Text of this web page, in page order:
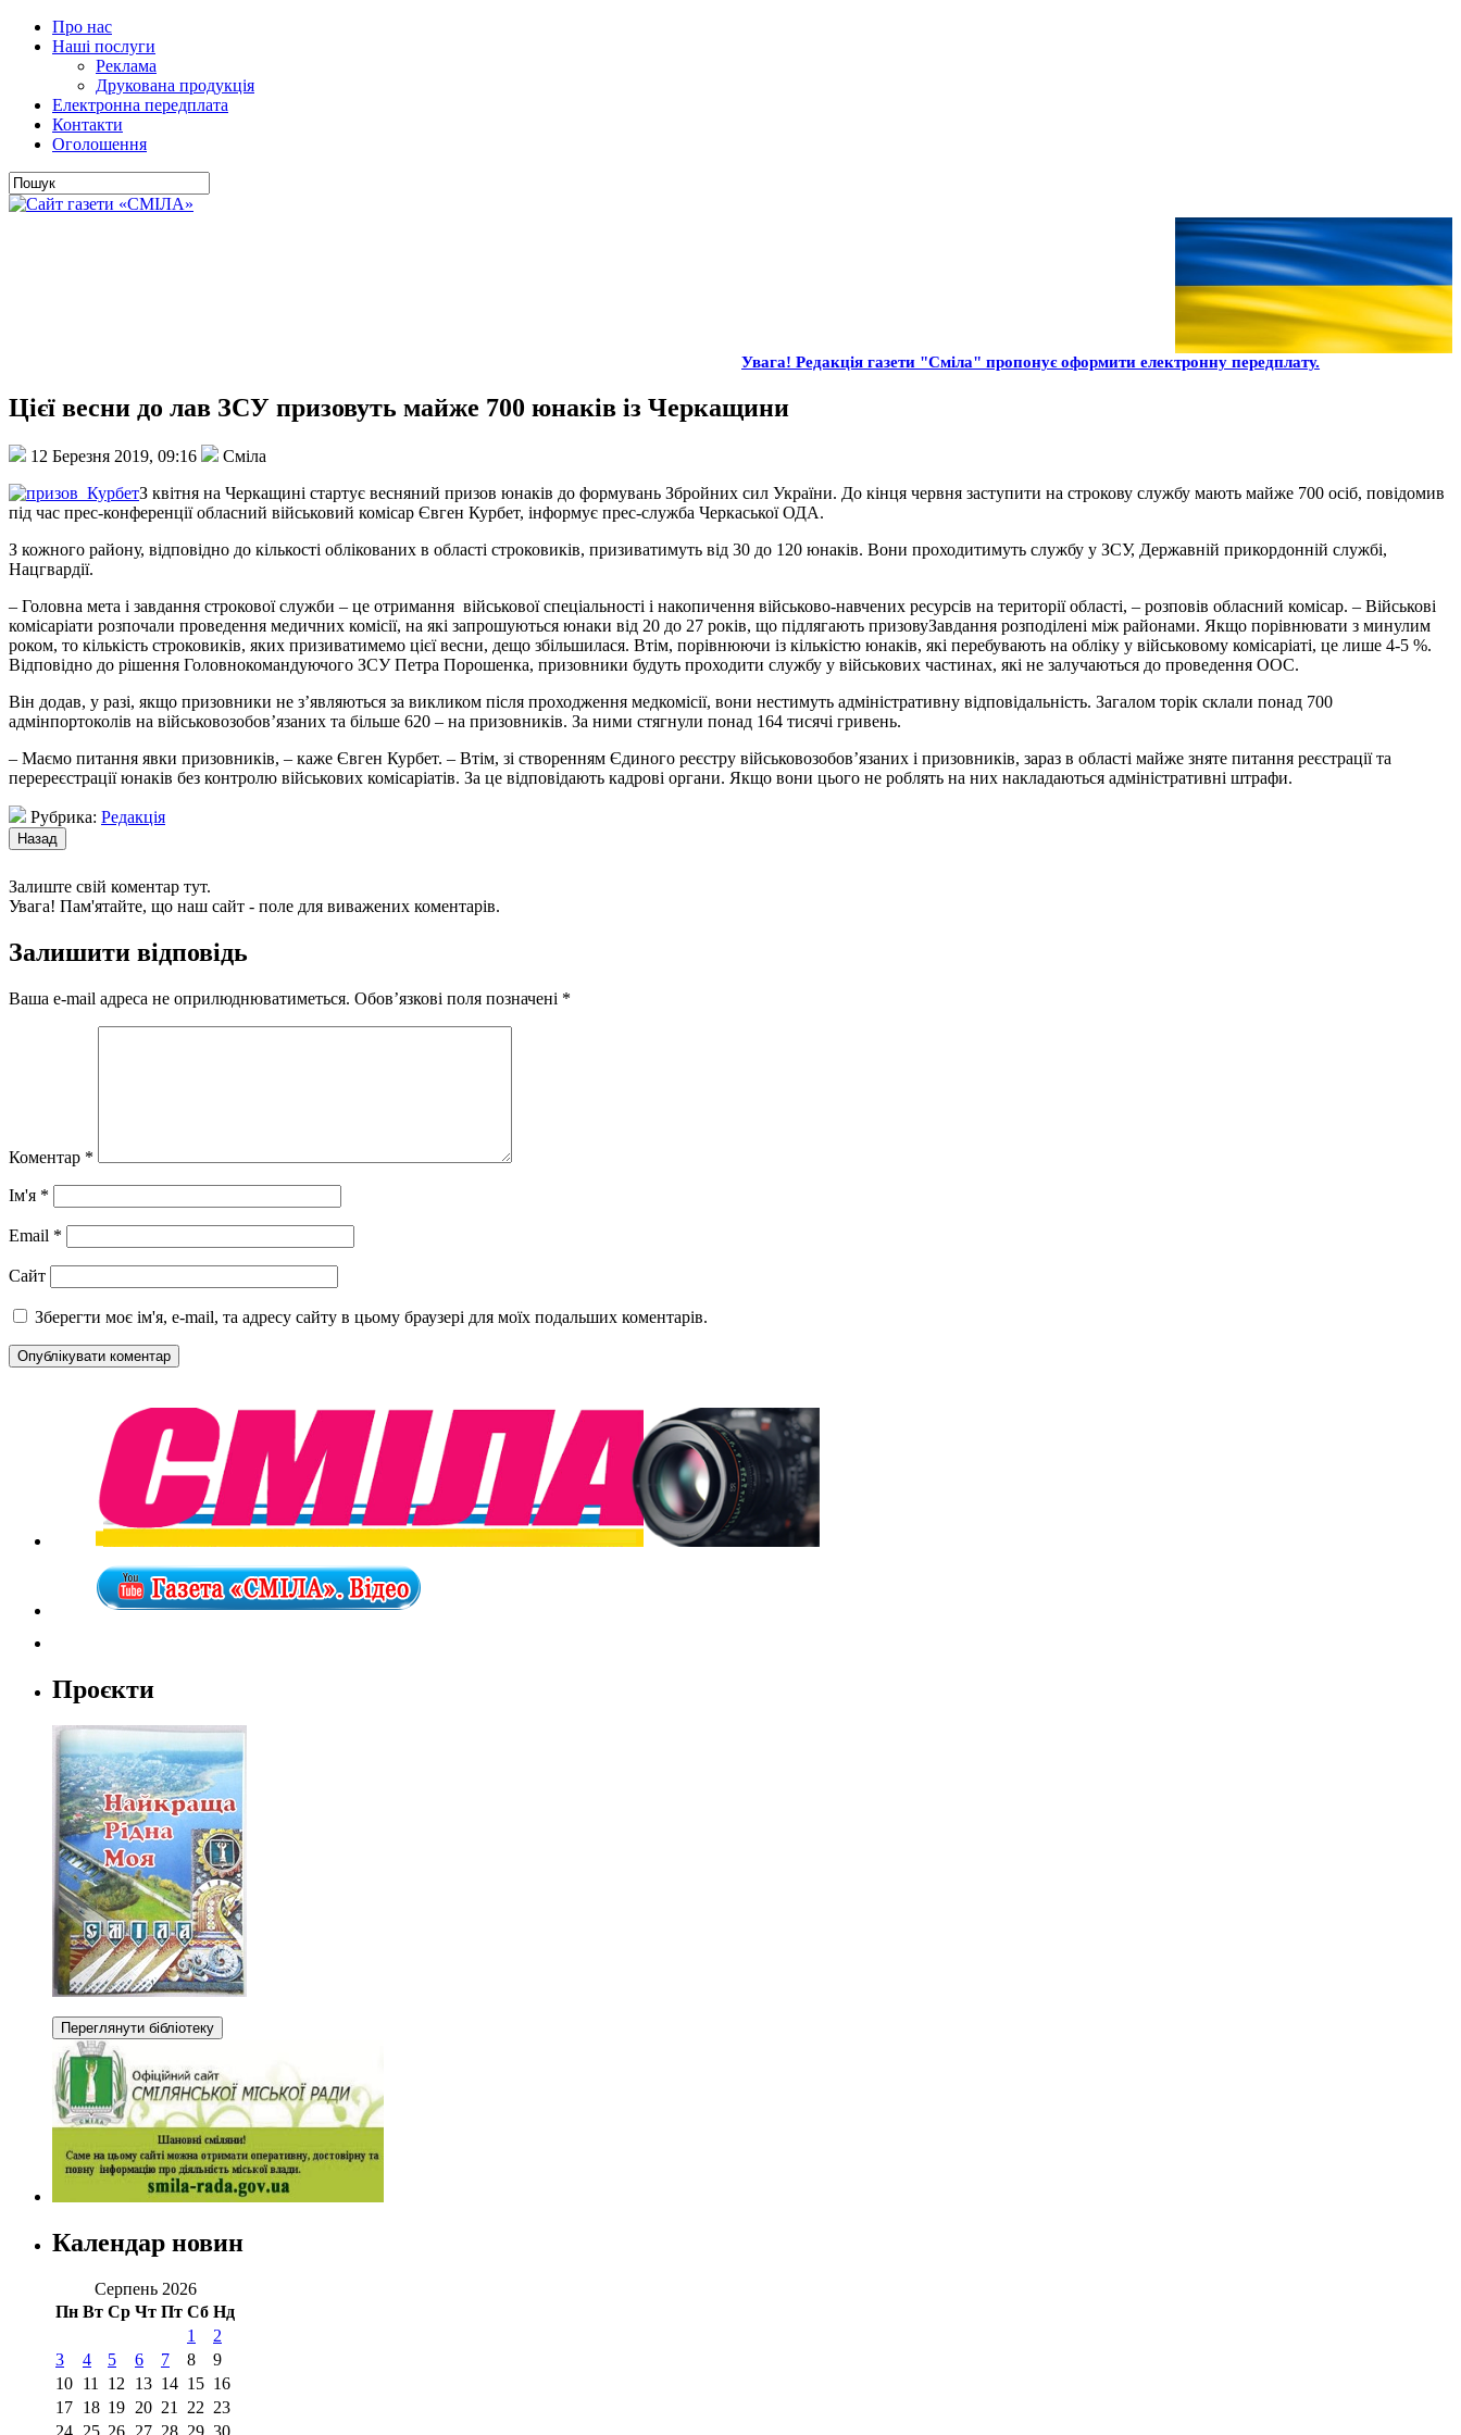
Про нас
Наші послуги
Реклама
Друкована продукція
Електронна передплата
Контакти
Оголошення
Увага! Редакція газети "Сміла" пропонує оформити електронну передплату.
Цієї весни до лав ЗСУ призовуть майже 700 юнаків із Черкащини
12 Березня 2019, 09:16
Сміла
З квітня на Черкащині стартує весняний призов юнаків до формувань Збройних сил України. До кінця червня заступити на строкову службу мають майже 700 осіб, повідомив
під час прес-конференції обласний військовий комісар Євген Курбет, інформує прес-служба Черкаської ОДА.
З кожного району, відповідно до кількості облікованих в області строковиків, призиватимуть від 30 до 120 юнаків. Вони проходитимуть службу у ЗСУ, Державній прикордонній службі,
Нацгвардії.
– Головна мета і завдання строкової служби – це отримання військової спеціальності і накопичення військово-навчених ресурсів на території області, – розповів обласний комісар. – Військові
комісаріати розпочали проведення медичних комісії, на які запрошуються юнаки від 20 до 27 років, що підлягають призовуЗавдання розподілені між районами. Якщо порівнювати з минулим
роком, то кількість строковиків, яких призиватимемо цієї весни, дещо збільшилася. Втім, порівнюючи із кількістю юнаків, які перебувають на обліку у військовому комісаріаті, це лише 4-5 %.
Відповідно до рішення Головнокомандуючого ЗСУ Петра Порошенка, призовники будуть проходити службу у військових частинах, які не залучаються до проведення ООС.
Він додав, у разі, якщо призовники не з’являються за викликом після проходження медкомісії, вони нестимуть адміністративну відповідальність. Загалом торік склали понад 700
адмінпортоколів на військовозобов’язаних та більше 620 – на призовників. За ними стягнули понад 164 тисячі гривень.
– Маємо питання явки призовників, – каже Євген Курбет. – Втім, зі створенням Єдиного реєстру військовозобов’язаних і призовників, зараз в області майже зняте питання реєстрації та
перереєстрації юнаків без контролю військових комісаріатів. За це відповідають кадрові органи. Якщо вони цього не роблять на них накладаються адміністративні штрафи.
Рубрика: Редакція
Залиште свій коментар тут.
Увага! Пам'ятайте, що наш сайт - поле для виважених коментарів.
Залишити відповідь
Ваша e-mail адреса не оприлюднюватиметься. Обов’язкові поля позначені *
Коментар *
Ім'я *
Email *
Сайт
Зберегти моє ім'я, e-mail, та адресу сайту в цьому браузері для моїх подальших коментарів.
Проєкти
Календар новин
Серпень 2026
Пн Вт Ср Чт Пт Сб Нд
1
2
3
4 5 6 7 8
9
10 11 12 13 14 15 16
17 18 19 20 21 22 23